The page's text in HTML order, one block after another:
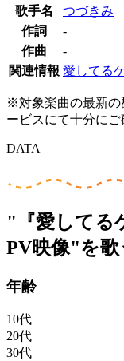
歌手名
つづきみ
作詞
-
作曲
-
関連情報 愛してる
※対象楽曲の最新の
ービスにて十分にご
DATA
"『愛してる
PV映像"を歌
年齢
10代
20代
30代